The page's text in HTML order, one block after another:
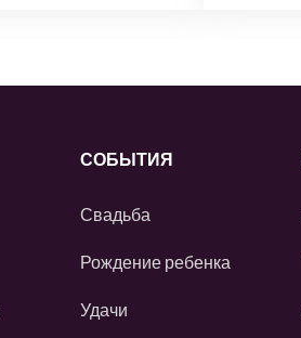
СОБЫТИЯ
Свадьба
Рождение ребенка
Удачи